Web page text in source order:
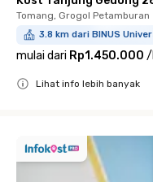
Tomang, Grogol Petamburan
3.8 km dari BINUS
mulai dari Rp1.450.000 /
Lihat info lebih banyak